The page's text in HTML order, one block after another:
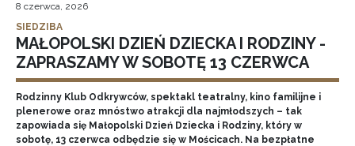
8 czerwca, 2026
SIEDZIBA
MAŁOPOLSKI DZIEŃ DZIECKA I RODZINY -
ZAPRASZAMY W SOBOTĘ 13 CZERWCA
Rodzinny Klub Odkrywców, spektakl teatralny, kino familijne i
plenerowe oraz mnóstwo atrakcji dla najmłodszych – tak
zapowiada się Małopolski Dzień Dziecka i Rodziny, który w
sobotę, 13 czerwca odbędzie się w Mościcach. Na bezpłatne